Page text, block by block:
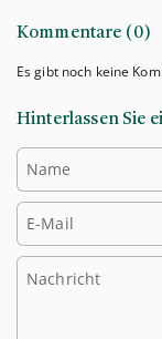
Kommentare (0)
Es gibt noch keine
Hinterlassen Sie
Name
E-Mail
Nachricht